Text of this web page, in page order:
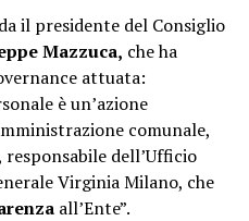
il presidente del Consiglio
Mazzuca, che ha
attuata:
è un’azione
comunale,
dell’Ufficio
Virginia Milano, che
all’Ente”.